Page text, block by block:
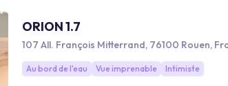
ORION 1.7
107 All. François Mitterrand, 76100 Rouen,
Au bord de l'eau Vue imprenable Intimiste